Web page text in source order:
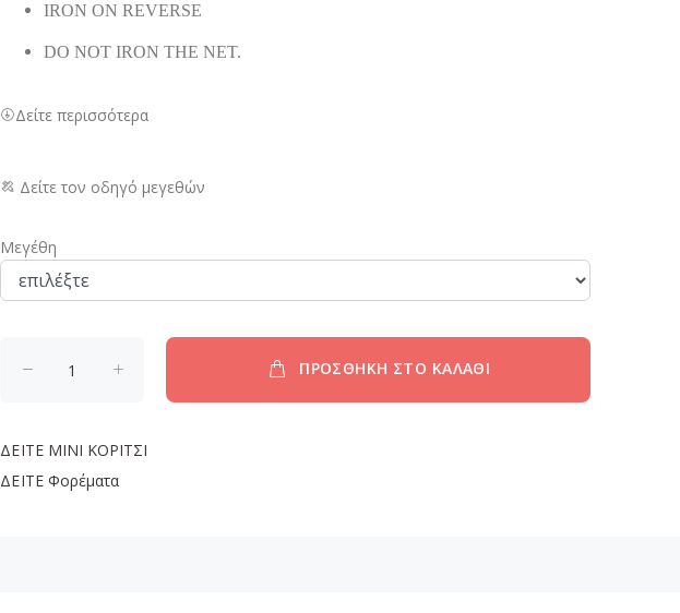
IRON ON REVERSE
DO NOT IRON THE NET.
Δείτε περισσότερα
Δείτε τον οδηγό μεγεθών
Μεγέθη
ΠΡΟΣΘΗΚΗ ΣΤΟ ΚΑΛΑΘΙ
ΔΕΙΤΕ MINI ΚΟΡΙΤΣΙ
ΔΕΙΤΕ Φορέματα